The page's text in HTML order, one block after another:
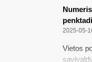
2025-05-
Vietos